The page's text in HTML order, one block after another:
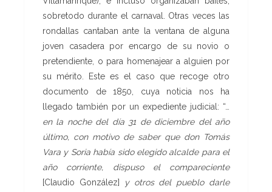
sobretodo durante el carnaval. Otras veces las
rondallas cantaban ante la ventana de alguna
joven casadera por encargo de su novio o
pretendiente, o para homenajear a alguien por
su mérito. Este es el caso que recoge otro
documento de 1850, cuya noticia nos ha
llegado también por un expediente judicial: “…
en la noche del día 31 de diciembre del año
último, con motivo de saber que don Tomás
Vara y Soria había sido elegido alcalde para el
año corriente, dispuso el compareciente
[Claudio González]
y otros del pueblo darle